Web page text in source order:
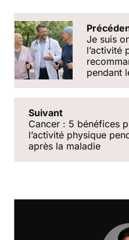
Je suis
lʼactivité
pendant
Suivant
Cancer : 5 bénéfices
lʼactivité physique
après la maladie